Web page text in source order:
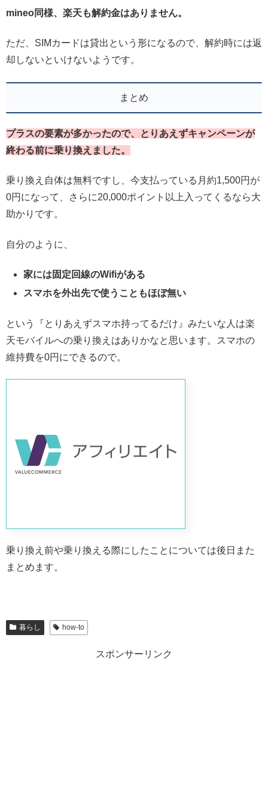
mineo同様、楽天も解約金はありません。
ただ、SIMカードは貸出という形になるので、解約時には返
却しないといけないようです。
まとめ
プラスの要素が多かったので、とりあえずキャンペーンが
終わる前に乗り換えました。
乗り換え自体は無料ですし、今支払っている月約1,500円が
0円になって、さらに20,000ポイント以上入ってくるなら大
助かりです。
自分のように、
家には固定回線のWifiがある
スマホを外出先で使うこともほぼ無い
という『とりあえずスマホ持ってるだけ』みたいな人は楽
天モバイルへの乗り換えはありかなと思います。スマホの
維持費を0円にできるので。
乗り換え前や乗り換える際にしたことについては後日また
まとめます。
暮らし how-to
スポンサーリンク